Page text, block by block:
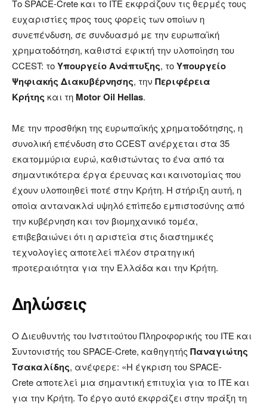
Το SPACE-Crete και το ΙΤΕ εκφράζουν τις θερμές τους
ευχαριστίες προς τους φορείς των οποίων η
συνεπένδυση, σε συνδυασμό με την ευρωπαϊκή
χρηματοδότηση, καθιστά εφικτή την υλοποίηση του
CCEST: τοΥπουργείο Ανάπτυξης, τοΥπουργείο
Ψηφιακής Διακυβέρνησης, την Περιφέρεια
Κρήτης και τη MotorOil Hellas.
Με την προσθήκη της ευρωπαϊκής χρηματοδότησης, η
συνολική επένδυση στο CCEST ανέρχεται στα 35
εκατομμύρια ευρώ, καθιστώντας το ένα από τα
σημαντικότερα έργα έρευνας και καινοτομίας που
έχουν υλοποιηθεί ποτέ στην Κρήτη. Η στήριξη αυτή, η
οποία αντανακλά υψηλό επίπεδο εμπιστοσύνης από
την κυβέρνηση και τον βιομηχανικό τομέα,
επιβεβαιώνει ότι η αριστεία στις διαστημικές
τεχνολογίες αποτελεί πλέον στρατηγική
προτεραιότητα για την Ελλάδα και την Κρήτη.
Δηλώσεις
Ο Διευθυντής του Ινστιτούτου Πληροφορικής του ΙΤΕ και
Συντονιστής του SPACE-Crete, καθηγητής Παναγιώτης
Τσακαλίδης, ανέφερε: «Η έγκριση του SPACE-
Crete αποτελεί μια σημαντική επιτυχία για το ΙΤΕ και
για την Κρήτη. Το έργο αυτό εκφράζει στην πράξη τη